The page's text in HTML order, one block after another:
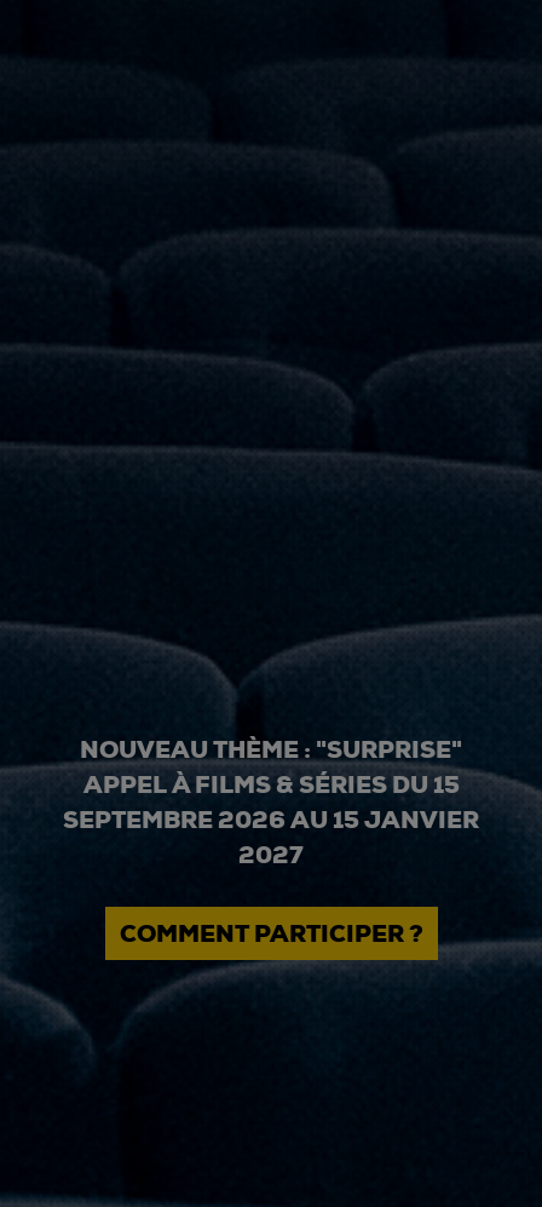
NOUVEAU THÈME : "SURPRISE"
APPEL À FILMS & SÉRIES DU 15
SEPTEMBRE 2026 AU 15 JANVIER
2027
COMMENT PARTICIPER ?